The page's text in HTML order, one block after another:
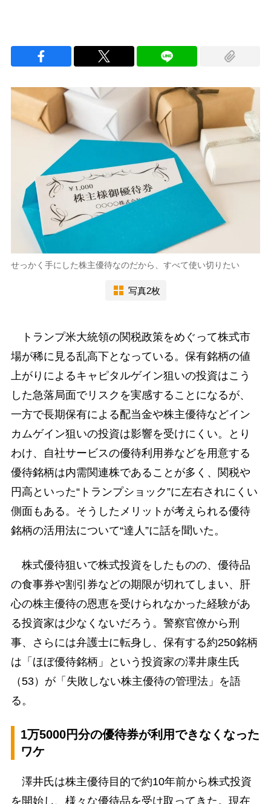
せっかく手にした株主優待なのだから、すべて使い切りたい
写真2枚
トランプ米大統領の関税政策をめぐって株式市
場が稀に見る乱高下となっている。保有銘柄の値
上がりによるキャピタルゲイン狙いの投資はこう
した急落局面でリスクを実感することになるが、
一方で長期保有による配当金や株主優待などイン
カムゲイン狙いの投資は影響を受けにくい。とり
わけ、自社サービスの優待利用券などを用意する
優待銘柄は内需関連株であることが多く、関税や
円高といった“トランプショック”に左右されにくい
側面もある。そうしたメリットが考えられる優待
銘柄の活用法について“達人”に話を聞いた。
株式優待狙いで株式投資をしたものの、優待品
の食事券や割引券などの期限が切れてしまい、肝
心の株主優待の恩恵を受けられなかった経験があ
る投資家は少なくないだろう。警察官僚から刑
事、さらには弁護士に転身し、保有する約250銘柄
は「ほぼ優待銘柄」という投資家の澤井康生氏
（53）が「失敗しない株主優待の管理法」を語
る。
1万5000円分の優待券が利用できなくなった
ワケ
澤井氏は株主優待目的で約10年前から株式投資
を開始し、様々な優待品を受け取ってきた。現在